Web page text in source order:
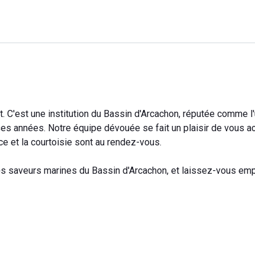
C'est une institution du Bassin d'Arcachon, réputée comme
années. Notre équipe dévouée se fait un plaisir de vous
et la courtoisie sont au rendez-vous.
saveurs marines du Bassin d'Arcachon, et laissez-vous